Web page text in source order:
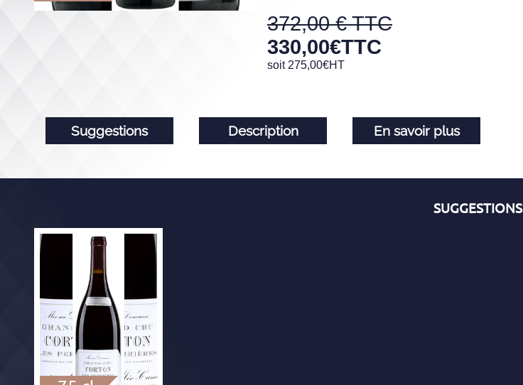
372,00
330,00€TTC
soit 275,00€HT
Suggestions Description En savoir plus
SUGGESTIONS